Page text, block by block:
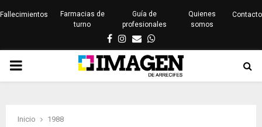
Fallecimientos
Farmacias de
turno
Guía de
profesionales
Quienes
somos
Contacto
Facebook
Instagram
EmailWhatsapp
PRIMARY
Inicio 1988